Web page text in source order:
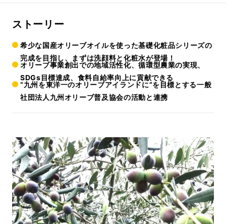
ストーリー
希少な国産オリーブオイルを使った基礎化粧品シリーズの
完成を目指し、まずは洗顔料と化粧水が登場！
オリーブ事業創出での地域活性化、循環型農業の実現、
SDGs目標達成、食料自給率向上に貢献できる
“九州を東洋一のオリーブアイランドに”を目標とする一般
社団法人九州オリーブ普及協会の活動と連携